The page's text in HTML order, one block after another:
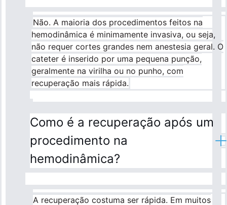
Não. A maioria dos procedimentos feitos na
hemodinâmica é minimamente invasiva, ou seja,
não requer cortes grandes nem anestesia geral. O
cateter é inserido por uma pequena punção,
geralmente na virilha ou no punho, com
recuperação mais rápida.
Como é a recuperação após um
procedimento na
hemodinâmica?
A recuperação costuma ser rápida. Em muitos